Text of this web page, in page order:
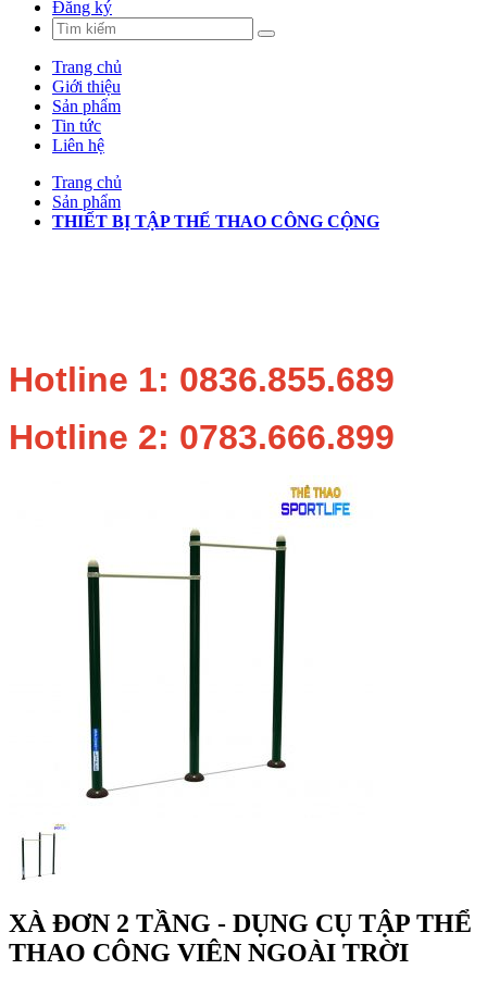
Đăng ký
Trang chủ
Giới thiệu
Sản phẩm
Tin tức
Liên hệ
Trang chủ
Sản phẩm
THIẾT BỊ TẬP THỂ THAO CÔNG CỘNG
Hotline 1: 0836.855.689
Hotline 2: 0783.666.899
XÀ ĐƠN 2 TẦNG - DỤNG CỤ TẬP THỂ
THAO CÔNG VIÊN NGOÀI TRỜI